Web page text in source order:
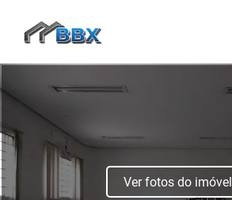
Ver fotos do imóvel